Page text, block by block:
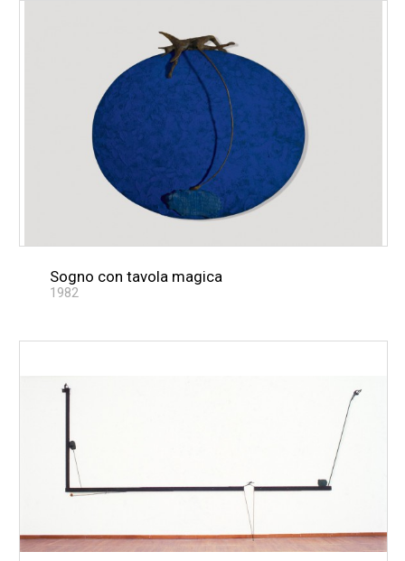
Sogno con tavola magica
1982